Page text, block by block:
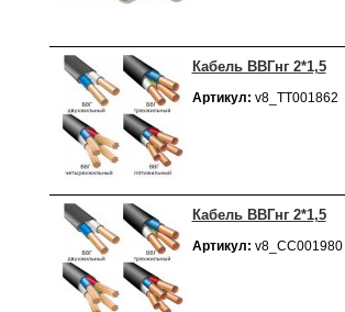
Кабель ВВГнг 2*1,5
Артикул: v8_ТТ001862
Кабель ВВГнг 2*1,5
Артикул: v8_СС001980